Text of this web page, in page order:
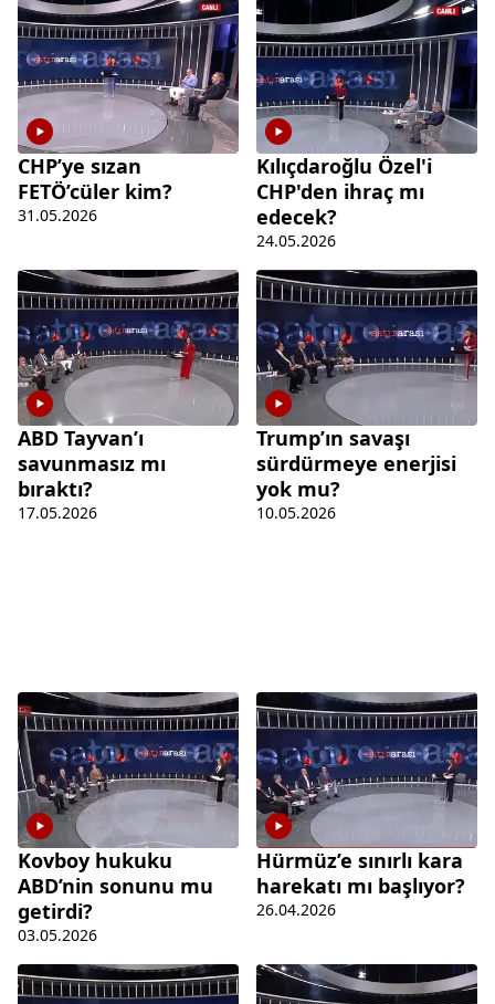
CHP’ye sızan
FETÖ’cüler kim?
31.05.2026
Kılıçdaroğlu Özel'i
CHP'den ihraç mı
edecek?
24.05.2026
ABD Tayvan’ı
savunmasız mı
bıraktı?
17.05.2026
Trump’ın savaşı
sürdürmeye enerjisi
yok mu?
10.05.2026
Kovboy hukuku
ABD’nin sonunu mu
getirdi?
03.05.2026
Hürmüz’e sınırlı kara
harekatı mı başlıyor?
26.04.2026